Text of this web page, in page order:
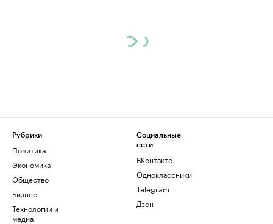
Рубрики
Политика
Экономика
Общество
Бизнес
Технологии и
медиа
Социальные
сети
ВКонтакте
Одноклассники
Telegram
Дзен